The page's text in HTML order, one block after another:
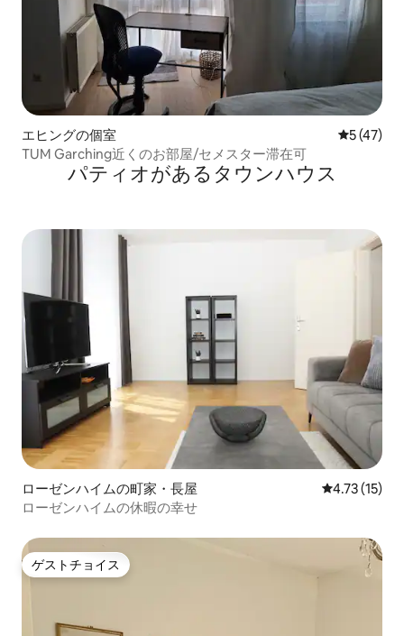
エヒングの個室 レビュー
5 (47)
TUM Garching近くのお部屋/セメスター滞在可
パティオがあるタウンハウス
ローゼンハイムの町家・長屋 レビュー15
4.73 (15)
ローゼンハイムの休暇の幸せ
ゲストチョイス
ゲストチョイス